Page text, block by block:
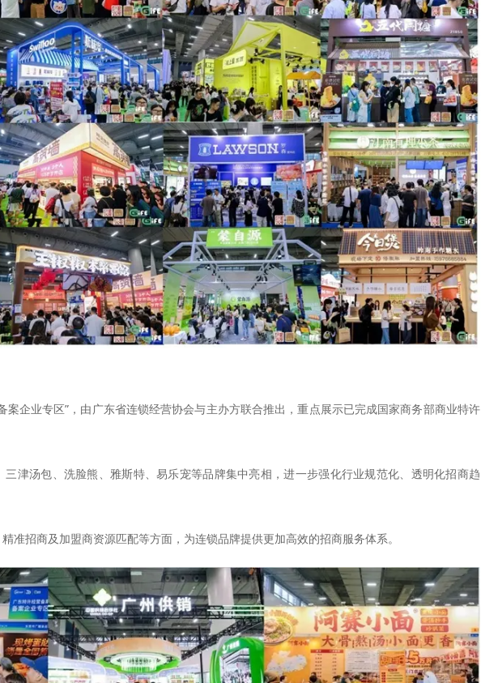
案企业专区”，由广东省连锁经营协会与主办方联合推出，重点展示已完成国家商务部商业特许
三津汤包、洗脸熊、雅斯特、易乐宠等品牌集中亮相，进一步强化行业规范化、透明化招商趋
准招商及加盟商资源匹配等方面，为连锁品牌提供更加高效的招商服务体系。